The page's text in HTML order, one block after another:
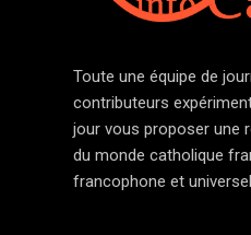
Toute une équipe de
contributeurs
jour vous proposer une
du monde catholique
francophone et